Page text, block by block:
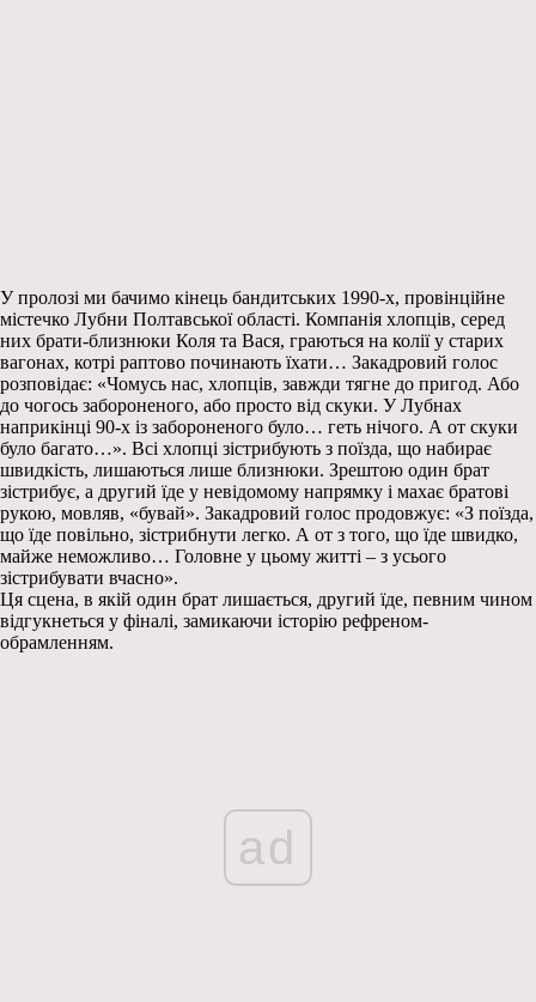
У пролозі ми бачимо кінець бандитських 1990-х, провінційне
містечко Лубни Полтавської області. Компанія хлопців, серед
них брати-близнюки Коля та Вася, граються на колії у старих
вагонах, котрі раптово починають їхати… Закадровий голос
розповідає: «Чомусь нас, хлопців, завжди тягне до пригод. Або
до чогось забороненого, або просто від скуки. У Лубнах
наприкінці 90-х із забороненого було… геть нічого. А от скуки
було багато…». Всі хлопці зістрибують з поїзда, що набирає
швидкість, лишаються лише близнюки. Зрештою один брат
зістрибує, а другий їде у невідомому напрямку і махає братові
рукою, мовляв, «бувай». Закадровий голос продовжує: «З поїзда,
що їде повільно, зістрибнути легко. А от з того, що їде швидко,
майже неможливо… Головне у цьому житті – з усього
зістрибувати вчасно».
Ця сцена, в якій один брат лишається, другий їде, певним чином
відгукнеться у фіналі, замикаючи історію рефреном-
обрамленням.
ad